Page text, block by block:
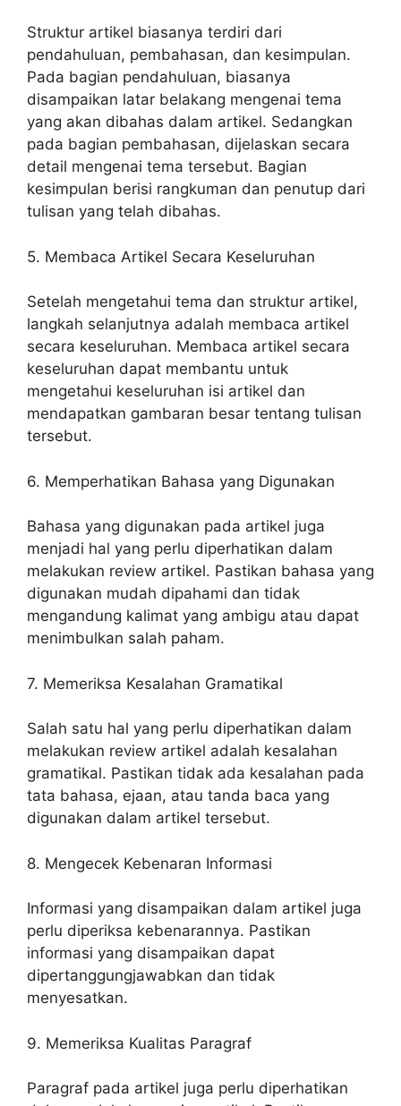
Struktur artikel biasanya terdiri dari
pendahuluan, pembahasan, dan kesimpulan.
Pada bagian pendahuluan, biasanya
disampaikan latar belakang mengenai tema
yang akan dibahas dalam artikel. Sedangkan
pada bagian pembahasan, dijelaskan secara
detail mengenai tema tersebut. Bagian
kesimpulan berisi rangkuman dan penutup dari
tulisan yang telah dibahas.
5. Membaca Artikel Secara Keseluruhan
Setelah mengetahui tema dan struktur artikel,
langkah selanjutnya adalah membaca artikel
secara keseluruhan. Membaca artikel secara
keseluruhan dapat membantu untuk
mengetahui keseluruhan isi artikel dan
mendapatkan gambaran besar tentang tulisan
tersebut.
6. Memperhatikan Bahasa yang Digunakan
Bahasa yang digunakan pada artikel juga
menjadi hal yang perlu diperhatikan dalam
melakukan review artikel. Pastikan bahasa yang
digunakan mudah dipahami dan tidak
mengandung kalimat yang ambigu atau dapat
menimbulkan salah paham.
7. Memeriksa Kesalahan Gramatikal
Salah satu hal yang perlu diperhatikan dalam
melakukan review artikel adalah kesalahan
gramatikal. Pastikan tidak ada kesalahan pada
tata bahasa, ejaan, atau tanda baca yang
digunakan dalam artikel tersebut.
8. Mengecek Kebenaran Informasi
Informasi yang disampaikan dalam artikel juga
perlu diperiksa kebenarannya. Pastikan
informasi yang disampaikan dapat
dipertanggungjawabkan dan tidak
menyesatkan.
9. Memeriksa Kualitas Paragraf
Paragraf pada artikel juga perlu diperhatikan